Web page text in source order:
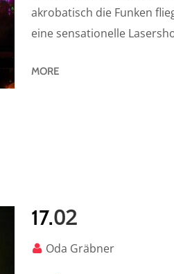
akrobatisch die Funken
eine sensationelle
MORE
17.02
Oda Gräbner